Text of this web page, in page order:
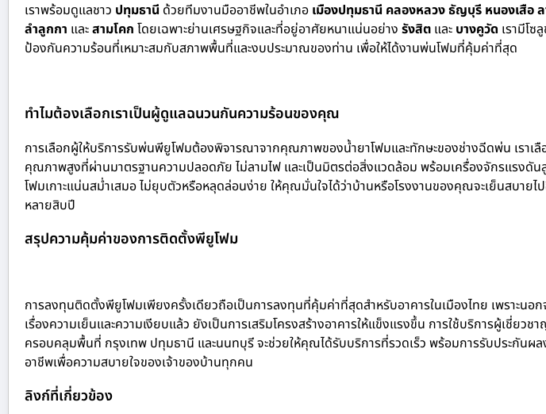
เราพร้อมดูแลชาว ปทุมธานี ด้วยทีมงานมืออาชีพในอำเภอ เมืองปทุมธานี คลองหลวง ธัญบุรี หนองเสือ
ลำลูกกา และสามโคก โดยเฉพาะย่านเศรษฐกิจและที่อยู่อาศัยหนาแน่นอย่าง รังสิต และ บางคูวัด เรามีโซ
ป้องกันความร้อนที่เหมาะสมกับสภาพพื้นที่และงบประมาณของท่าน เพื่อให้ได้งานพ่นโฟมที่คุ้มค่าที่สุด
ทำไมต้องเลือกเราเป็นผู้ดูแลฉนวนกันความร้อนของคุณ
การเลือกผู้ให้บริการรับพ่นพียูโฟมต้องพิจารณาจากคุณภาพของน้ำยาโฟมและทักษะของช่างฉีดพ่น เราเ
คุณภาพสูงที่ผ่านมาตรฐานความปลอดภัย ไม่ลามไฟ และเป็นมิตรต่อสิ่งแวดล้อม พร้อมเครื่องจักรแรงดัน
โฟมเกาะแน่นสม่ำเสมอ ไม่ยุบตัวหรือหลุดล่อนง่าย ให้คุณมั่นใจได้ว่าบ้านหรือโรงงานของคุณจะเย็นสบายไ
หลายสิบปี
สรุปความคุ้มค่าของการติดตั้งพียูโฟม
การลงทุนติดตั้งพียูโฟมเพียงครั้งเดียวถือเป็นการลงทุนที่คุ้มค่าที่สุดสำหรับอาคารในเมืองไทย เพราะนอก
เรื่องความเย็นและความเงียบแล้ว ยังเป็นการเสริมโครงสร้างอาคารให้แข็งแรงขึ้น การใช้บริการผู้เชี่ยวช
ครอบคลุมพื้นที่ กรุงเทพ ปทุมธานี และนนทบุรี จะช่วยให้คุณได้รับบริการที่รวดเร็ว พร้อมการรับประกันผ
อาชีพเพื่อความสบายใจของเจ้าของบ้านทุกคน
ลิงก์ที่เกี่ยวข้อง